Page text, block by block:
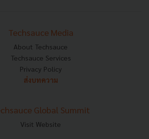
Techsauce Media
About Techsauce
Techsauce Services
Privacy Policy
ส่งบทความ
Global Summit
Visit Website